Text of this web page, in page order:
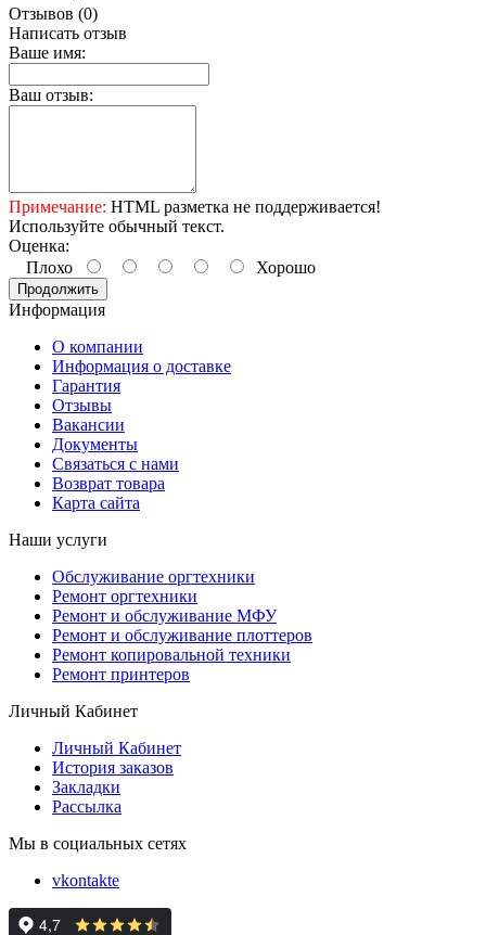
Отзывов (0)
Написать отзыв
Ваше имя:
Ваш отзыв:
Примечание: HTML разметка не поддерживается!
Используйте обычный текст.
Оценка:
Плохо
Хорошо
Продолжить
Информация
О компании
Информация о доставке
Гарантия
Отзывы
Вакансии
Документы
Связаться с нами
Возврат товара
Карта сайта
Наши услуги
Обслуживание оргтехники
Ремонт оргтехники
Ремонт и обслуживание МФУ
Ремонт и обслуживание плоттеров
Ремонт копировальной техники
Ремонт принтеров
Личный Кабинет
Личный Кабинет
История заказов
Закладки
Рассылка
Мы в социальных сетях
vkontakte